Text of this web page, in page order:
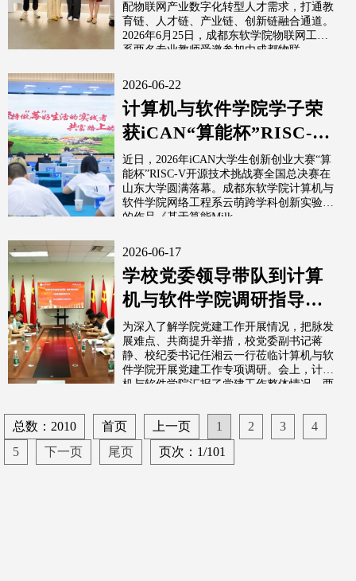
走访交流活动
配物联网产业数字化转型人才需求，打通教
育链、人才链、产业链、创新链融合通道。
2026年6月25日，成都东软学院物联网工程
系两名专业教师受邀参加由成都物联...
2026-06-22
计算机与软件学院学子荣
获iCAN“算能杯”RISC-V
开源技术挑战赛全国三等
奖
近日，2026年iCAN大学生创新创业大赛“算
能杯”RISC-V开源技术挑战赛全国总决赛在
山东大学圆满落幕。成都东软学院计算机与
软件学院网络工程系云萌跨学科创新实验室
的作品《基于算能Milk...
2026-06-17
学校党委领导带队到计算
机与软件学院调研指导党
建工作
为深入了解学院党建工作开展情况，把脉发
展难点、共商提升举措，校党委副书记蒋
静、校纪委书记任湘云一行莅临计算机与软
件学院开展党建工作专项调研。会上，计算
机与软件学院汇报了党建工作整体情况，两
总数：2010 首页 上一页 1 2 3
4
5
下一页 尾页 页次：1/101